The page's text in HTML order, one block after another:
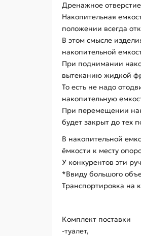
Дренажное
Накопительная
положении всегда
В этом смысле
накопительной
При поднимании
вытеканию жидкой
То есть не надо
накопительную
При перемещении
будет закрыт до тех
В накопительной
ёмкости к месту
У конкурентов эти
*Ввиду большого
Транспортировка на
Комплект поставки
-туалет,